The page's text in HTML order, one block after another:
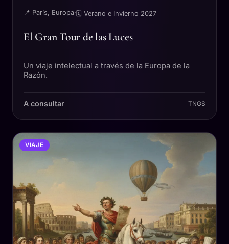
📍 París, Europa· 🗓 Verano e Invierno 2027
El Gran Tour de las Luces
Un viaje intelectual a través de la Europa de la
Razón.
A consultar TNGS
VIAJE